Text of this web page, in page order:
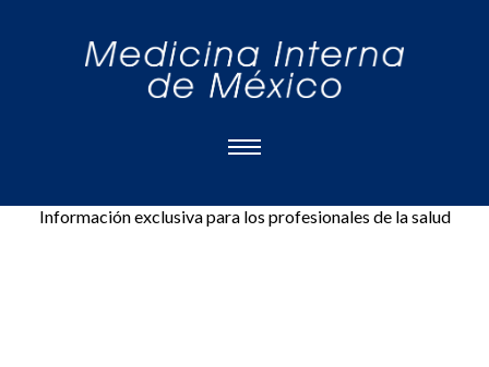
Información exclusiva para los profesionales de la salud